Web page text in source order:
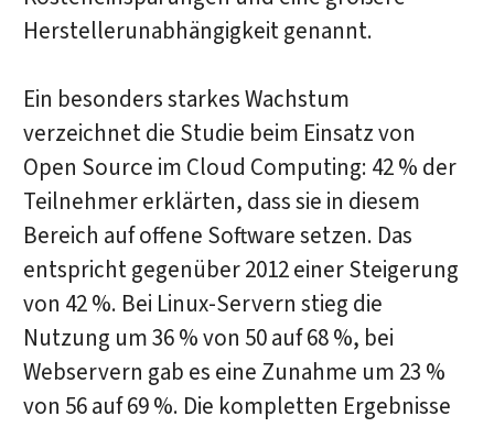
Herstellerunabhängigkeit genannt.
Ein besonders starkes Wachstum
verzeichnet die Studie beim Einsatz von
Open Source im Cloud Computing: 42 % der
Teilnehmer erklärten, dass sie in diesem
Bereich auf offene Software setzen. Das
entspricht gegenüber 2012 einer Steigerung
von 42 %. Bei Linux-Servern stieg die
Nutzung um 36 % von 50 auf 68 %, bei
Webservern gab es eine Zunahme um 23 %
von 56 auf 69 %. Die kompletten Ergebnisse